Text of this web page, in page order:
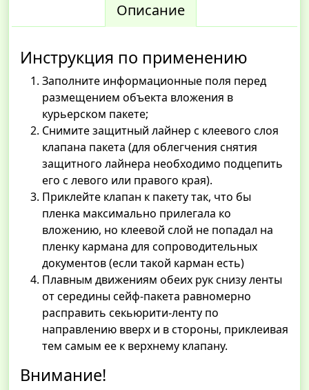
Описание
Инструкция по применению
Заполните информационные поля перед
размещением объекта вложения в
курьерском пакете;
Снимите защитный лайнер с клеевого слоя
клапана пакета (для облегчения снятия
защитного лайнера необходимо подцепить
его с левого или правого края).
Приклейте клапан к пакету так, что бы
пленка максимально прилегала ко
вложению, но клеевой слой не попадал на
пленку кармана для сопроводительных
документов (если такой карман есть)
Плавным движениям обеих рук снизу ленты
от середины сейф-пакета равномерно
расправить секьюрити-ленту по
направлению вверх и в стороны, приклеивая
тем самым ее к верхнему клапану.
Внимание!